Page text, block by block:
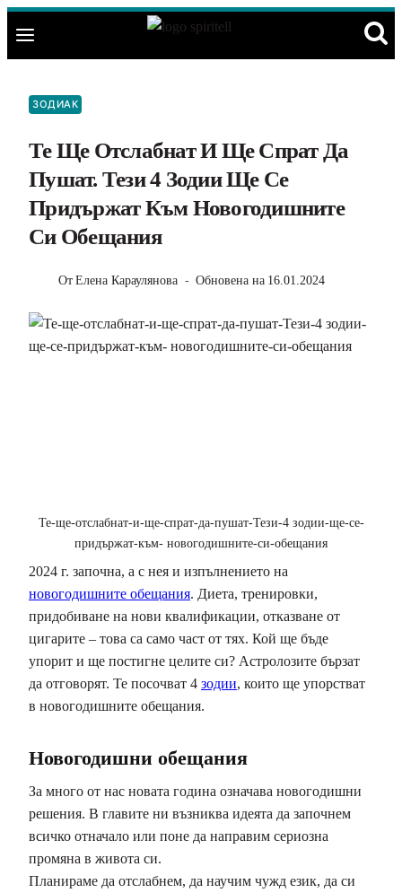
съдържанието
ЗОДИАК
Те Ще Отслабнат И Ще Спрат Да
Пушат. Тези 4 Зодии Ще Се
Придържат Към Новогодишните
Си Обещания
От Елена Караулянова Обновена на 16.01.2024
Те-ще-отслабнат-и-ще-спрат-да-пушат-Тези-4 зодии-ще-се-
придържат-към- новогодишните-си-обещания
2024 г. започна, а с нея и изпълнението на
новогодишните обещания. Диета, тренировки,
придобиване на нови квалификации, отказване от
цигарите – това са само част от тях. Кой ще бъде
упорит и ще постигне целите си? Астролозите бързат
да отговорят. Те посочват 4 зодии, които ще упорстват
в новогодишните обещания.
Новогодишни обещания
За много от нас новата година означава новогодишни
решения. В главите ни възниква идеята да започнем
всичко отначало или поне да направим сериозна
промяна в живота си.
Планираме да отслабнем, да научим чужд език, да си